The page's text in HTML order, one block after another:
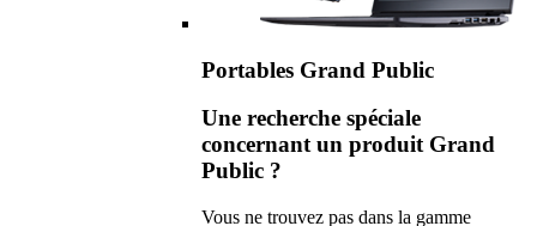
Portables Grand Public
Une recherche spéciale
concernant un produit Grand
Public ?
Vous ne trouvez pas dans la gamme